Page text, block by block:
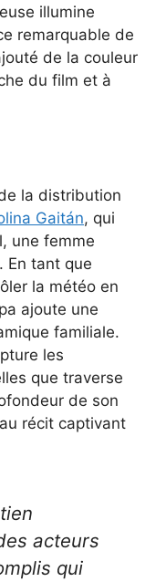
illumine
remarquable de
de la couleur
du film et à
la distribution
Gaitán, qui
une femme
En tant que
la météo en
ajoute une
familiale.
les
que traverse
de son
récit captivant
acteurs
qui